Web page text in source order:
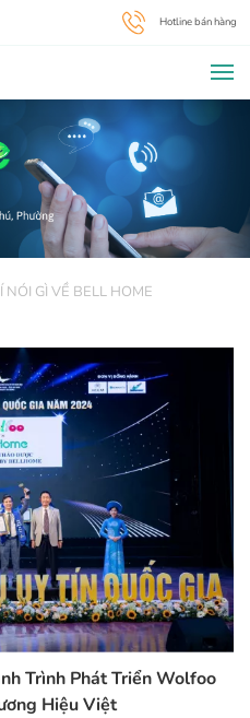
NÓI GÌ VỀ BELL HOME
Trình Phát Triển Wolfoo
Hiệu Việt